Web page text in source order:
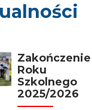
Zakończenie
Roku
Szkolnego
2025/2026